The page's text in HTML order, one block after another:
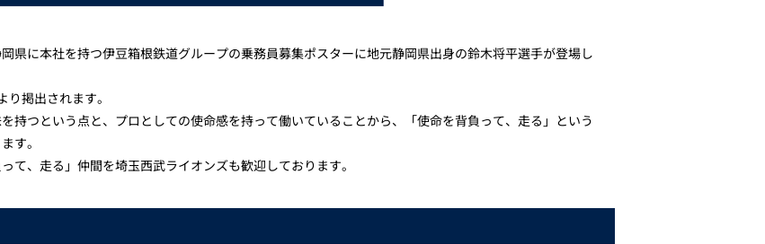
県に本社を持つ伊豆箱根鉄道グループの乗務員募集ポスターに地元静岡県出身の鈴木将平選手が登場し
掲出されます。
持つという点と、プロとしての使命感を持って働いていることから、「使命を背負って、走る」という
す。
て、走る」仲間を埼玉西武ライオンズも歓迎しております。